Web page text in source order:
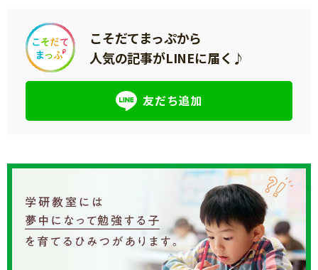
【応募資格】
・本規約にご同意いただける方
※未成年の方は、保護者の方（親権者等）の同意
を得るものとします。未成年の方が本キャンペー
ンへの応募を行った場合には、保護者の方の同意
を得ているものとみなします。
をお持ちの方
・連絡先および賞品の送付先が日本国内の方
【応募方法】 (1)対象商品を1冊以上お買い上げの
購買証明1枚で1口のご応募が可能です。
(2)応募条件を満たす購買証明を撮影した画像をご
こそだてまっぷから
人気の記事がLINEに届く♪
友だち追加